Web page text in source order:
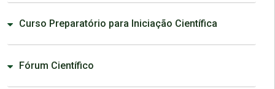
Curso Preparatório para Iniciação Científica
Fórum Científico